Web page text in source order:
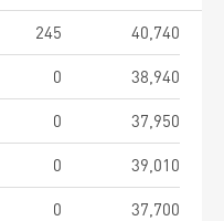
245
40,740
0
38,940
0
37,950
0
39,010
0 37,700